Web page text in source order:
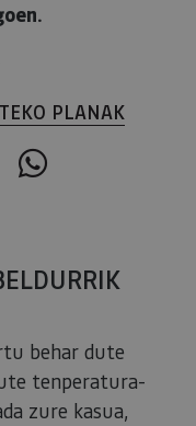
PLANAK
WhatsApp
behar dute
tenperatura-
zure kasua,